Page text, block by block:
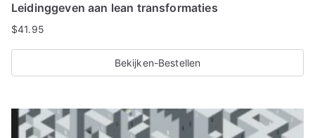
Leidinggeven aan lean transformaties
$41.95
Bekijken-Bestellen